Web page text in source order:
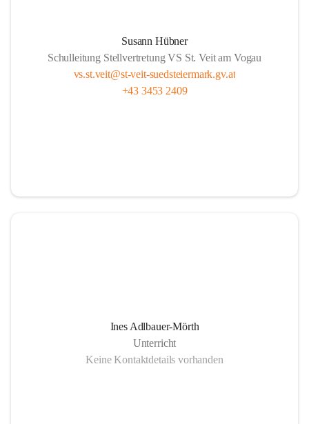
Susann Hübner
Schulleitung Stellvertretung VS St. Veit am Vogau
vs.st.veit@st-veit-suedsteiermark.gv.at
+43 3453 2409
Ines Adlbauer-Mörth
Unterricht
Keine Kontaktdetails vorhanden